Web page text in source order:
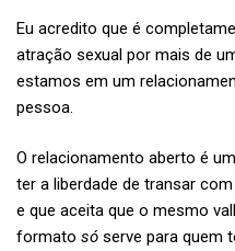
Eu acredito que é
atração sexual por mais de
estamos em um
pessoa.
O relacionamento aberto é
ter a liberdade de transar
e que aceita que o mesmo
formato só serve para quem